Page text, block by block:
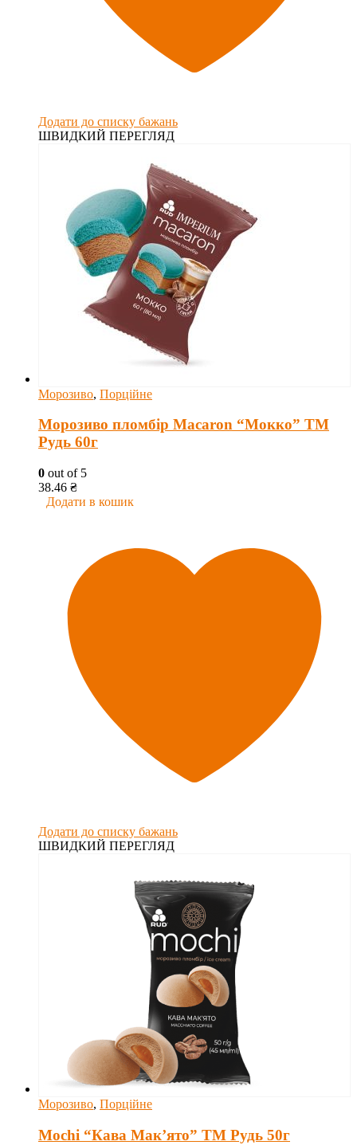
Додати до списку бажань
ШВИДКИЙ ПЕРЕГЛЯД
Морозиво, Порційне
Морозиво пломбір Macaron “Мокко” ТМ
Рудь 60г
0 out of 5
38.46 ₴
Додати в кошик
Додати до списку бажань
ШВИДКИЙ ПЕРЕГЛЯД
Морозиво, Порційне
Mochi “Кава Мак’ято” ТМ Рудь 50г